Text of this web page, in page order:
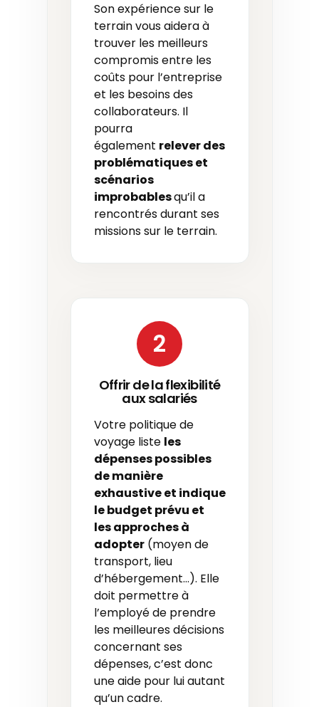
Son expérience sur le
terrain vous aidera à
trouver les meilleurs
compromis entre les
coûts pour l’entreprise
et les besoins des
collaborateurs. Il
pourra
également relever des
problématiques et
scénarios
improbablesqu’il a
rencontrés durant ses
missions sur le terrain.
2
Offrir de la flexibilité
aux salariés
Votre politique de
voyage liste les
dépenses possibles
de manière
exhaustive et indique
le budget prévu et
lesapprochesà
adopter(moyen de
transport, lieu
d’hébergement…). Elle
doit permettre à
l’employé de prendre
les meilleures décisions
concernant ses
dépenses, c’est donc
une aide pour lui autant
qu’un cadre.